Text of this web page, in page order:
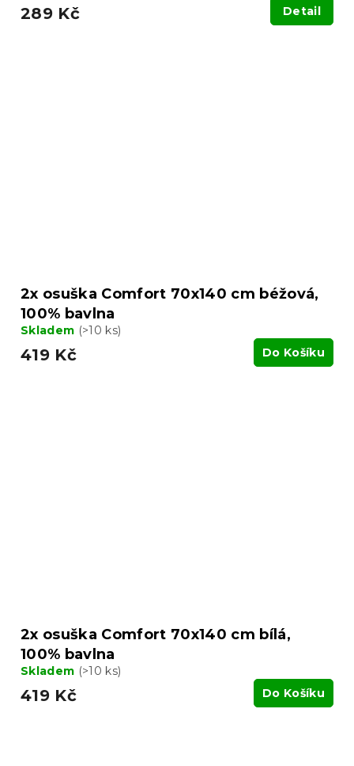
289 Kč Detail
2x osuška Comfort 70x140 cm béžová,
100% bavlna
Skladem (>10 ks)
419 Kč Do Košíku
2x osuška Comfort 70x140 cm bílá,
100% bavlna
Skladem (>10 ks)
419 Kč Do Košíku